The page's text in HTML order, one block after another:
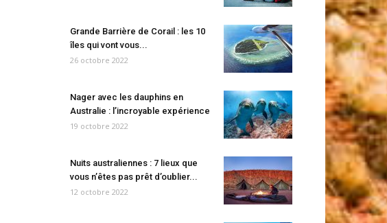
Grande Barrière de Corail : les 10
îles qui vont vous...
26 octobre 2022
Nager avec les dauphins en
Australie : l’incroyable expérience
19 octobre 2022
Nuits australiennes : 7 lieux que
vous n’êtes pas prêt d’oublier...
12 octobre 2022